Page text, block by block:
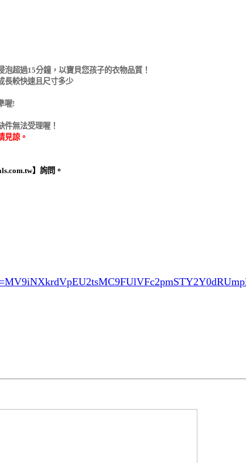
泡超過15分鐘，以寶貝您孩子的衣物品質！
長較快速且尺寸多少
喔!
件無法受理喔！
見諒。
】 詢問。